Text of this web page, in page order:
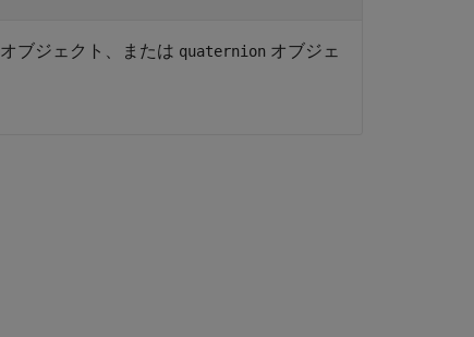
オブジェクト、または quaternion オブジェ